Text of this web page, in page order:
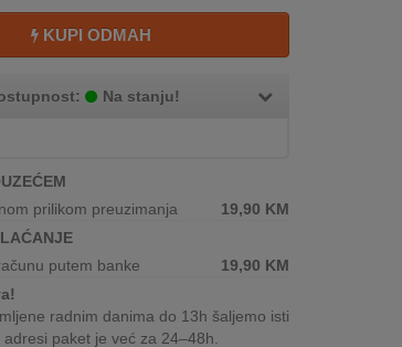
KUPI ODMAH
Na stanju!
prilikom preuzimanja
19,90 KM
putem banke
19,90 KM
radnim danima do 13h šaljemo isti
paket je već za 24–48h.